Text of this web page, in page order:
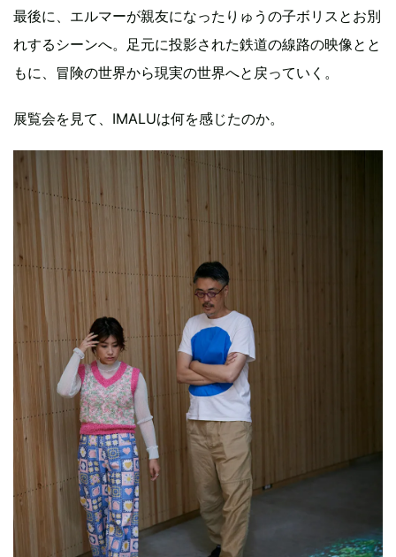
最後に、エルマーが親友になったりゅうの子ボリスとお別
れするシーンへ。足元に投影された鉄道の線路の映像とと
もに、冒険の世界から現実の世界へと戻っていく。
展覧会を見て、IMALUは何を感じたのか。